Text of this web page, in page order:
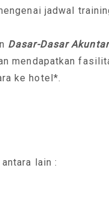
jadwal
Dasar-Dasar
mendapatkan
ke hotel*.
lain :